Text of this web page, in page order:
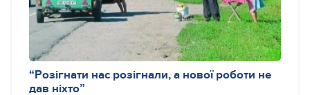
“Розігнати нас розігнали, а нової роботи не
дав ніхто”